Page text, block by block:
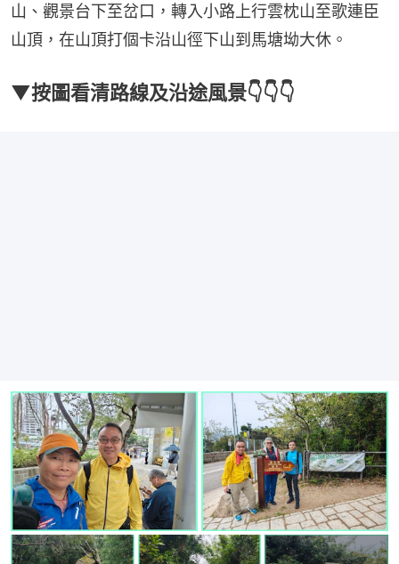
山、觀景台下至岔口，轉入小路上行雲枕山至歌連臣
山頂，在山頂打個卡沿山徑下山到馬塘坳大休。
▼按圖看清路線及沿途風景👇👇👇